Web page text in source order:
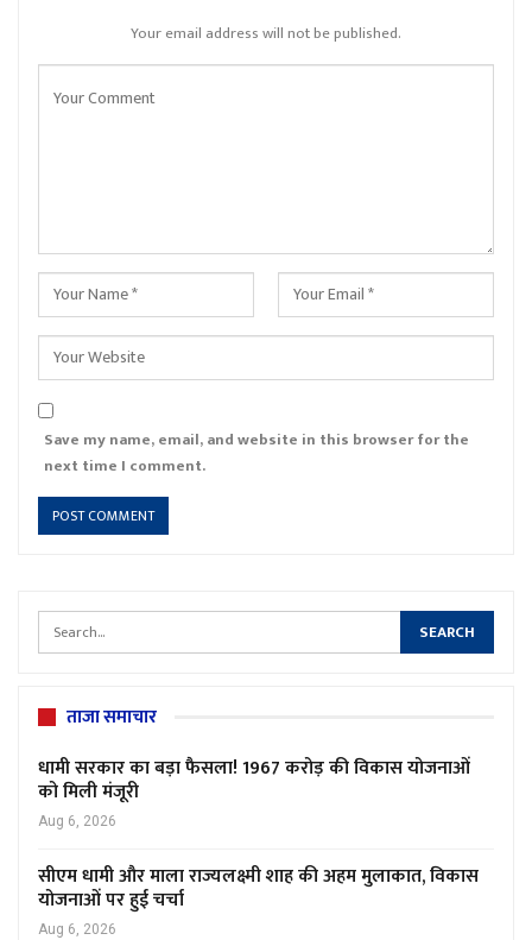
Your email address will not be published.
Save my name, email, and website in this browser for the
next time I comment.
ताजा समाचार
धामी सरकार का बड़ा फैसला! 1967 करोड़ की विकास योजनाओं
को मिली मंजूरी
Aug 6, 2026
सीएम धामी और माला राज्यलक्ष्मी शाह की अहम मुलाकात, विकास
योजनाओं पर हुई चर्चा
Aug 6, 2026